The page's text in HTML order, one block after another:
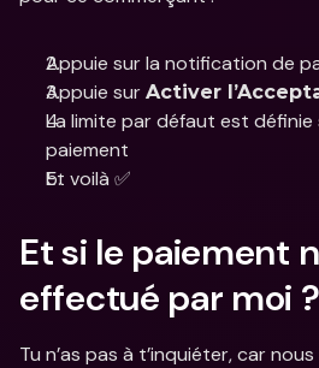
Appuie sur la notification de
Appuie sur Activer
La limite par défaut est
paiement
Et voilà ✅
Et si le paiement
effectué par moi ?
Tu n’as pas à t’inquiéter, car